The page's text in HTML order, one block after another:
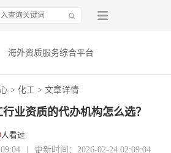
海外资质服务综合平台
> 化工 > 文章详情
业资质的代办机构怎么选？
人看过
更新时间：2026-02-24 02:09:04